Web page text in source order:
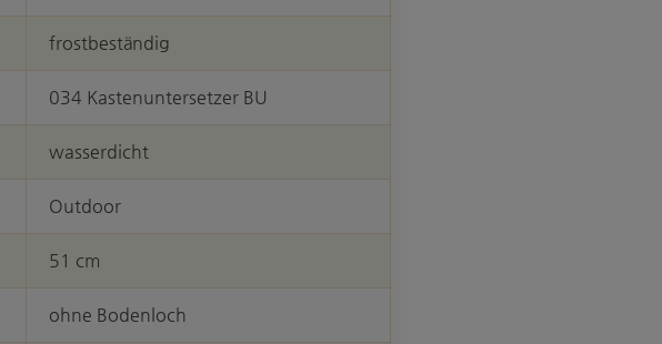
frostbeständig
034 Kastenuntersetzer BU
wasserdicht
Outdoor
51 cm
ohne Bodenloch